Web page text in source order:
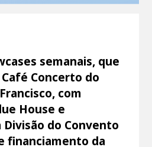
semanais, que
Concerto do
com
House e
do Convento
financiamento da